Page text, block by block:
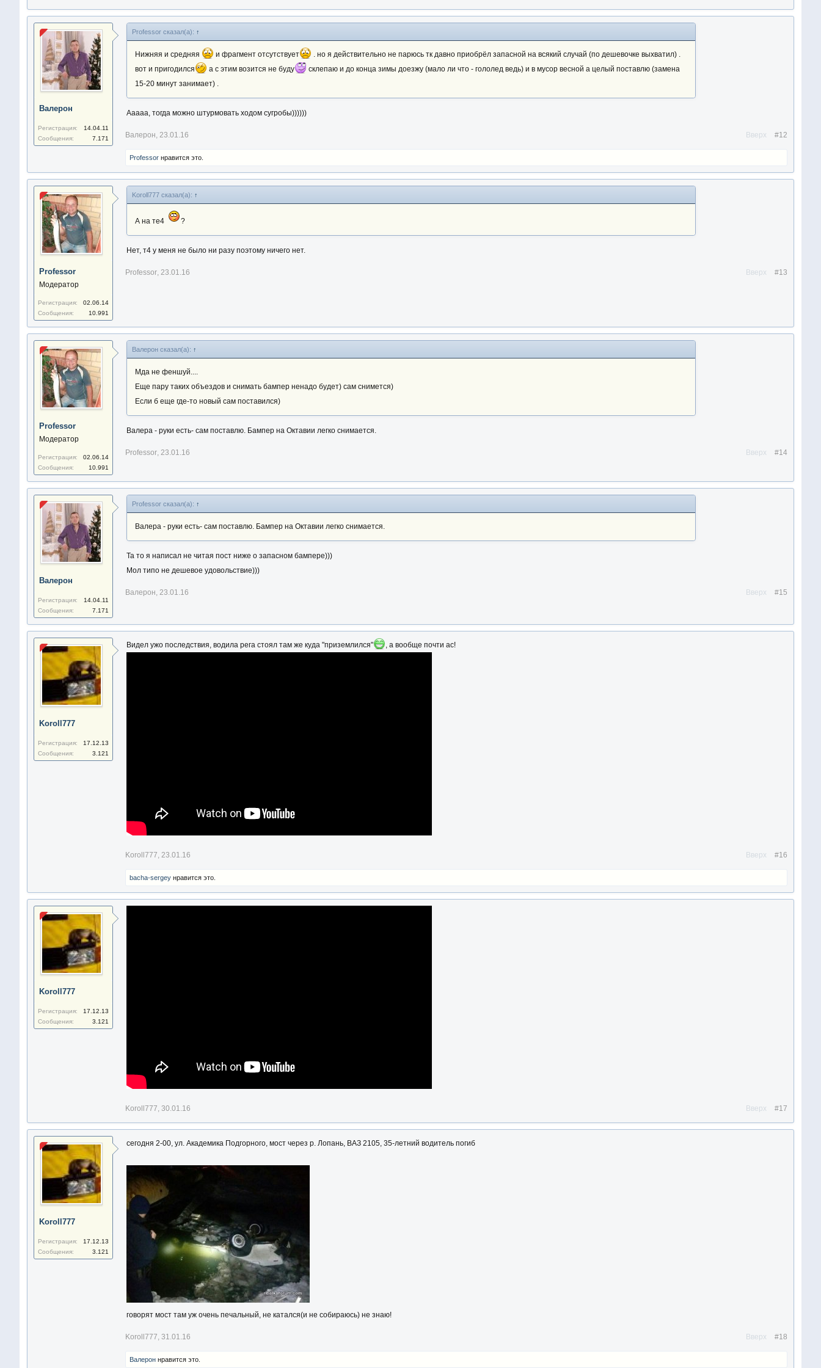
Валерон
Регистрация:
14.04.11
Сообщения:
7.171
Professor сказал(а): ↑
Нижняя и средняя и фрагмент отсутствует
. но я действительно не парюсь тк давно приобрёл запасной на всякий случай (по дешевочке выхватил) .
вот и пригодился
а с этим возится не буду
склепаю и до конца зимы доезжу (мало ли что - гололед ведь) и в мусор весной а целый поставлю (замена
15-20 минут занимает) .
Ааааа, тогда можно штурмовать ходом сугробы))))))
Валерон, 23.01.16 #12
Вверх
Professorнравится это.
Professor
Модератор
Регистрация:
02.06.14
Сообщения:
10.991
Koroll777 сказал(а): ↑
А на те4 ?
Нет, т4 у меня не было ни разу поэтому ничего нет.
Professor, 23.01.16 #13
Вверх
Professor
Модератор
Регистрация:
02.06.14
Сообщения:
10.991
Валерон сказал(а): ↑
Мда не феншуй....
Еще пару таких объездов и снимать бампер ненадо будет) сам снимется)
Если б еще где-то новый сам поставился)
Валера - руки есть- сам поставлю. Бампер на Октавии легко снимается.
Professor, 23.01.16 #14
Вверх
Валерон
Регистрация:
14.04.11
Сообщения:
7.171
Professor сказал(а): ↑
Валера - руки есть- сам поставлю. Бампер на Октавии легко снимается.
Та то я написал не читая пост ниже о запасном бампере)))
Мол типо не дешевое удовольствие)))
Валерон, 23.01.16 #15
Вверх
Koroll777
Регистрация:
17.12.13
Сообщения:
3.121
Видел ужо последствия, водила рега стоял там же куда "приземлился" , а вообще почти ас!
Koroll777, 23.01.16 #16
Вверх
bacha-sergeyнравится это.
Koroll777
Регистрация:
17.12.13
Сообщения:
3.121
Koroll777, 30.01.16 #17
Вверх
Koroll777
Регистрация:
17.12.13
Сообщения:
3.121
сегодня 2-00, ул. Академика Подгорного, мост через р. Лопань, ВАЗ 2105, 35-летний водитель погиб
говорят мост там уж очень печальный, не катался(и не собираюсь) не знаю!
Koroll777, 31.01.16 #18
Вверх
Валероннравится это.